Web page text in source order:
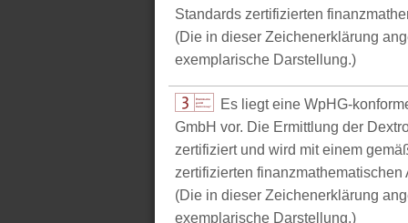
Standards zertifizierten
(Die in dieser Zeichenerklärung
exemplarische Darstellung.)
Es liegt eine WpHG-
GmbH vor. Die Ermittlung der
zertifiziert und wird mit einem
zertifizierten
(Die in dieser Zeichenerklärung
exemplarische Darstellung.)